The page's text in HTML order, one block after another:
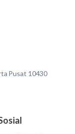
Pusat 10430